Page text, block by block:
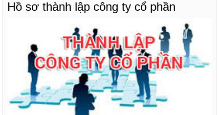
Hồ sơ thành lập công ty cổ phần